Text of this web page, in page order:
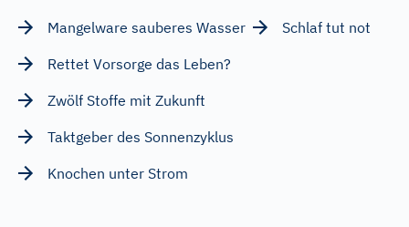
Mangelware sauberes Wasser
Schlaf tut not
Rettet Vorsorge das Leben?
Zwölf Stoffe mit Zukunft
Taktgeber des Sonnenzyklus
Knochen unter Strom